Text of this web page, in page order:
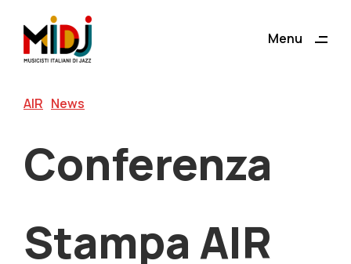
Menu
AIR News
Conferenza
Stampa AIR